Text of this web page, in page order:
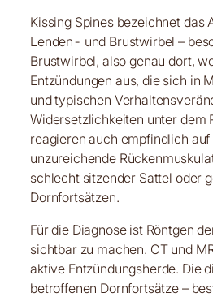
Kissing Spines bezeichnet
Lenden- und Brustwirbel –
Brustwirbel, also genau dort,
Entzündungen aus, die sich in
und typischen
Widersetzlichkeiten unter dem
reagieren auch empfindlich
unzureichende
schlecht sitzender Sattel oder
Dornfortsätzen.
Für die Diagnose ist Röntgen
sichtbar zu machen. CT und
aktive Entzündungsherde. Die
betroffenen Dornfortsätze –